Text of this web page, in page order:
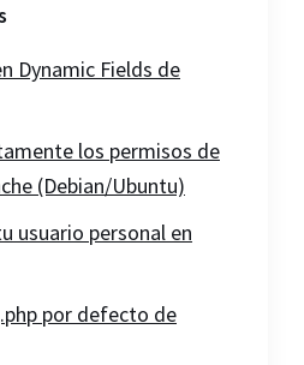
Dynamic Fields de
los permisos de
(Debian/Ubuntu)
usuario personal en
por defecto de